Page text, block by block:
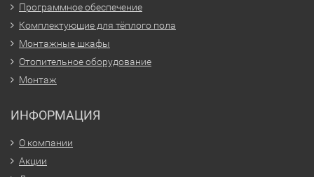
Программное обеспечение
Комплектующие для тёплого пола
Монтажные шкафы
Отопительное оборудование
Монтаж
ИНФОРМАЦИЯ
О компании
Акции